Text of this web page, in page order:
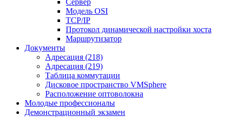
Сервер
Модель OSI
TCP/IP
Протокол динамической настройки хоста
Маршрутизатор
Документы
Адресация (218)
Адресация (219)
Таблица коммутации
Дисковое пространство VMSphere
Расположение оптоволокна
Молодые профессионалы
Демонстрационный экзамен